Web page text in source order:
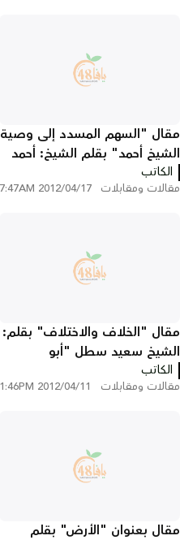
مقال "السهم المسدد إلى وصية
الشيخ أحمد" بقلم الشيخ: أحمد
أبو عجوة
الكاتب
مقالات ومقابلات 2012/04/17 7:47AM
مقال "الخلاف والاختلاف" بقلم:
الشيخ سعيد سطل "أبو
سليمان"
الكاتب
مقالات ومقابلات 2012/04/11 1:46PM
مقال بعنوان "الأرض" بقلم